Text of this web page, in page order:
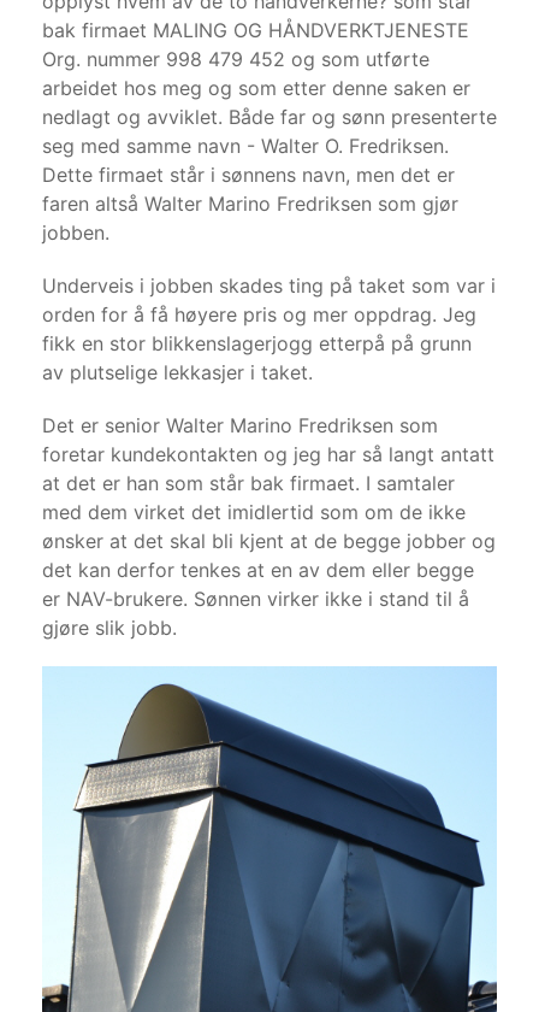
bak firmaet MALING OG HÅNDVERKTJENESTE
Org. nummer 998 479 452 og som utførte
arbeidet hos meg og som etter denne saken er
nedlagt og avviklet. Både far og sønn presenterte
seg med samme navn - Walter O. Fredriksen.
Dette firmaet står i sønnens navn, men det er
faren altså Walter Marino Fredriksen som gjør
jobben.
Underveis i jobben skades ting på taket som var i
orden for å få høyere pris og mer oppdrag. Jeg
fikk en stor blikkenslagerjogg etterpå på grunn
av plutselige lekkasjer i taket.
Det er senior Walter Marino Fredriksen som
foretar kundekontakten og jeg har så langt antatt
at det er han som står bak firmaet. I samtaler
med dem virket det imidlertid som om de ikke
ønsker at det skal bli kjent at de begge jobber og
det kan derfor tenkes at en av dem eller begge
er NAV-brukere. Sønnen virker ikke i stand til å
gjøre slik jobb.